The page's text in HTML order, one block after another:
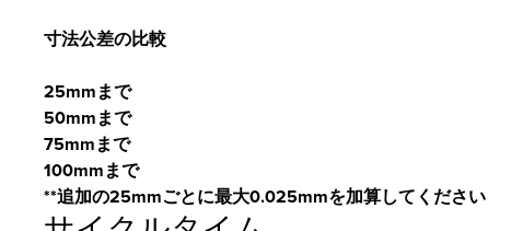
寸法公差の比較
25mmまで
50mmまで
75mmまで
100mmまで
**追加の25mmごとに最大0.025mmを加算してください